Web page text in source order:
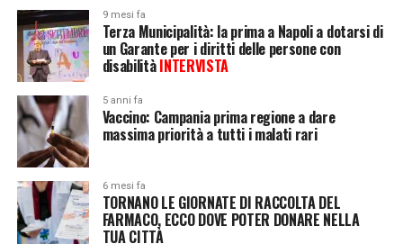
9 mesi fa
Terza Municipalità: la prima a Napoli a dotarsi di
un Garante per i diritti delle persone con
disabilitàINTERVISTA
5 anni fa
Vaccino: Campania prima regione a dare
massima priorità a tutti i malati rari
6 mesi fa
TORNANO LE GIORNATE DI RACCOLTA DEL
FARMACO, ECCO DOVE POTER DONARE NELLA
TUA CITTÀ